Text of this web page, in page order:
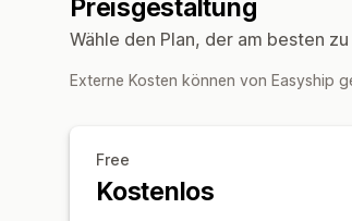
Preisgestaltung
Wähle den Plan, der am besten
Externe Kosten können von Easyship
Free
Kostenlos